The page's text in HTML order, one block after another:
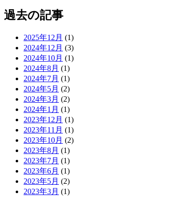
過去の記事
2025年12月 (1)
2024年12月 (3)
2024年10月 (1)
2024年8月 (1)
2024年7月 (1)
2024年5月 (2)
2024年3月 (2)
2024年1月 (1)
2023年12月 (1)
2023年11月 (1)
2023年10月 (2)
2023年8月 (1)
2023年7月 (1)
2023年6月 (1)
2023年5月 (2)
2023年3月 (1)